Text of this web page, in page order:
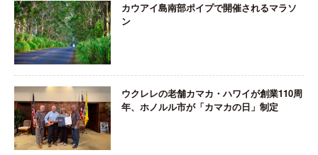
カウアイ島南部ポイプで開催されるマラソ
ン
ウクレレの老舗カマカ・ハワイが創業110周
年、ホノルル市が「カマカの日」制定